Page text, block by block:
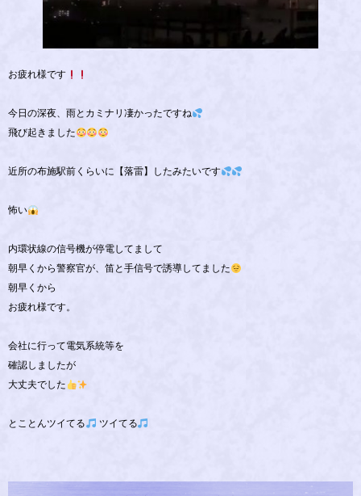
お疲れ様です
今日の深夜、雨とカミナリ凄かったですね
飛び起きました
近所の布施駅前くらいに【落雷】したみたいです
怖い
内環状線の信号機が停電してまして
朝早くから警察官が、笛と手信号で誘導してました
朝早くから
お疲れ様です。
会社に行って電気系統等を
確認しましたが
大丈夫でした
とことんツイてる ツイてる